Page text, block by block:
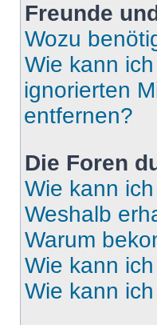
Freunde
Wozu
Wie kann
ignorierten
entfernen?
Die Foren
Wie kann
Weshalb
Warum
Wie kann
Wie kann